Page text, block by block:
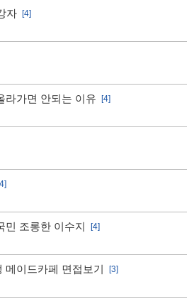
자 [4]
라가면 안되는 이유 [4]
민 조롱한 이수지
[4]
메이드카페 면접보기
[3]